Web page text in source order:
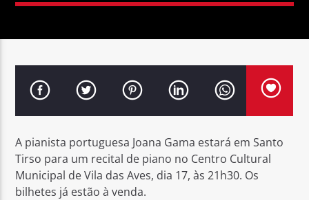
97.1FM E 107.8 FM
A pianista portuguesa Joana Gama estará em Santo
Tirso para um recital de piano no Centro Cultural
Municipal de Vila das Aves, dia 17, às 21h30. Os
bilhetes já estão à venda.